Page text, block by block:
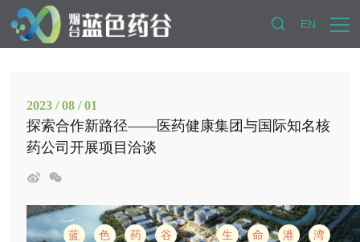
EN
2023 / 08 / 01
探索合作新路径——医药健康集团与国际知名核
药公司开展项目洽谈
蓝 色 药 谷 / 生 命 港 湾